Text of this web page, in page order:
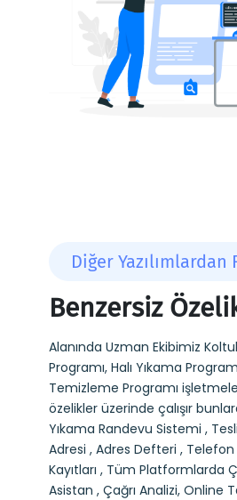
Diğer Yazılımlardan
Benzersiz
Alanında Uzman Ekibimiz
Programı, Halı Yıkama
Temizleme Programı
özelikler üzerinde çalışır
Yıkama Randevu Sistemi ,
Adresi , Adres Defteri ,
Kayıtları , Tüm Platformlarda
Asistan , Çağrı Analizi, Online